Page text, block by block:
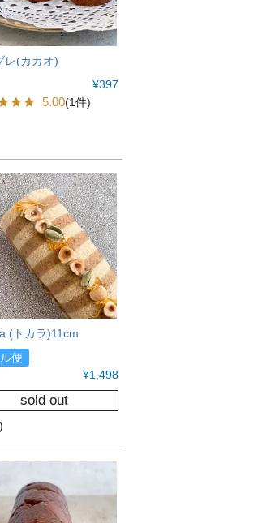
レ(カカオ)
¥397
5.00(1件)
(トカラ)11cm
便
¥1,498
sold out